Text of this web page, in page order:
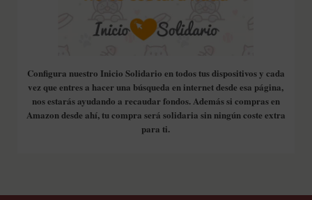
Configura nuestro Inicio Solidario en todos tus dispositivos y cada
vez que entres a hacer una búsqueda en internet desde esa página,
nos estarás ayudando a recaudar fondos. Además si compras en
Amazon desde ahí, tu compra será solidaria sin ningún coste extra
para ti.